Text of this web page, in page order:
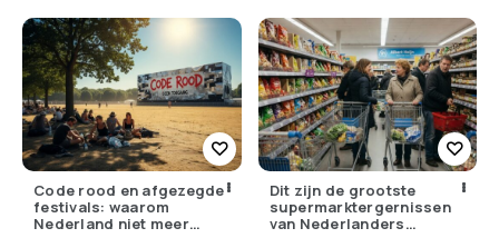
Code rood en afgezegde
festivals: waarom
Nederland niet meer
Dit zijn de grootste
supermarktergernissen
van Nederlanders